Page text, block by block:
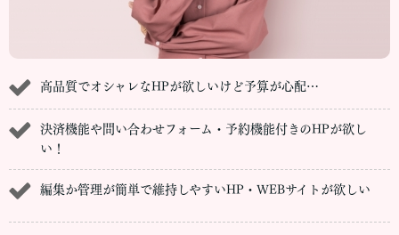
高品質でオシャレなHPが欲しいけど予算が心配…
決済機能や問い合わせフォーム・予約機能付きのHPが欲し
い！
編集か管理が簡単で維持しやすいHP・WEBサイトが欲しい